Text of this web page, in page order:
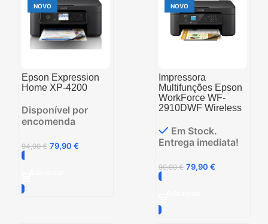
NOVO
Epson Expression
Home XP-4200
Disponível por
encomenda
94,90€ 79,90 €
NOVO
Impressora
Multifunções Epson
WorkForce WF-
2910DWF Wireless
Em Stock.
Entrega imediata!
99,90€ 79,90 €